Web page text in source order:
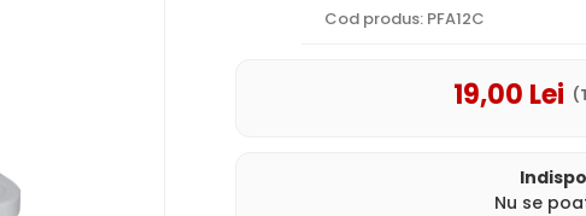
Cod produs: PFA12C
19,00 Lei
Nu se